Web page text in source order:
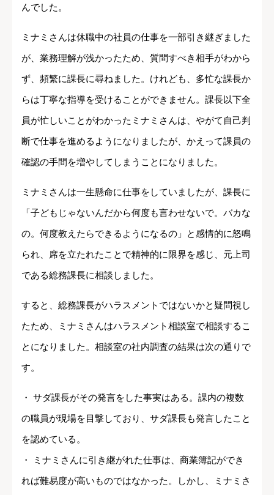
んでした。
ミナミさんは休職中の社員の仕事を一部引き継ぎました
が、業務理解が浅かったため、質問すべき相手がわから
ず、頻繁に課長に尋ねました。けれども、多忙な課長か
らは丁寧な指導を受けることができません。課長以下全
員が忙しいことがわかったミナミさんは、やがて自己判
断で仕事を進めるようになりましたが、かえって課員の
確認の手間を増やしてしまうことになりました。
ミナミさんは一生懸命に仕事をしていましたが、課長に
「子どもじゃないんだから何度も言わせないで。バカな
の。何度教えたらできるようになるの」と感情的に怒鳴
られ、席を立たれたことで精神的に限界を感じ、元上司
である総務課長に相談しました。
すると、総務課長がハラスメントではないかと疑問視し
たため、ミナミさんはハラスメント相談室で相談するこ
とになりました。相談室の社内調査の結果は次の通りで
す。
・ サダ課長がその発言をした事実はある。課内の複数
の職員が現場を目撃しており、サダ課長も発言したこと
を認めている。
・ ミナミさんに引き継がれた仕事は、商業簿記ができ
れば難易度が高いものではなかった。しかし、ミナミさ